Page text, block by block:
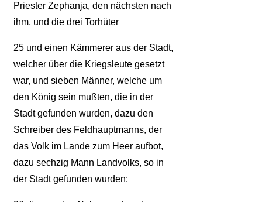
Priester Zephanja, den nächsten nach
ihm, und die drei Torhüter
25und einen Kämmerer aus der Stadt,
welcher über die Kriegsleute gesetzt
war, und sieben Männer, welche um
den König sein mußten, die in der
Stadt gefunden wurden, dazu den
Schreiber des Feldhauptmanns, der
das Volk im Lande zum Heer aufbot,
dazu sechzig Mann Landvolks, so in
der Stadt gefunden wurden: